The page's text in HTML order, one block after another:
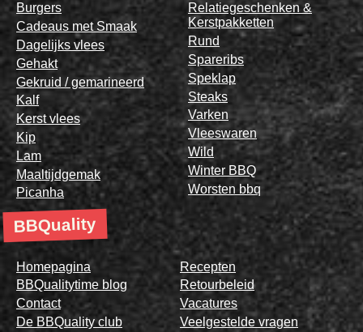
Burgers
Cadeaus met Smaak
Dagelijks vlees
Gehakt
Gekruid / gemarineerd
Kalf
Kerst vlees
Kip
Lam
Maaltijdgemak
Picanha
Relatiegeschenken &
Kerstpakketten
Rund
Spareribs
Speklap
Steaks
Varken
Vleeswaren
Wild
Winter BBQ
Worsten bbq
BBQuality
Homepagina
BBQualitytime blog
Contact
De BBQuality club
Recepten
Retourbeleid
Vacatures
Veelgestelde vragen